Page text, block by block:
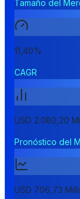
Tamaño del
11,40%
CAGR
USD 2.080,20
Pronóstico del
USD 706,73